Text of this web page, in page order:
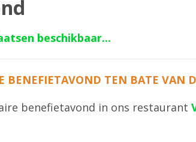
beschikbaar...
BENEFIETAVOND TEN BATE VAN
benefietavond in ons restaurant